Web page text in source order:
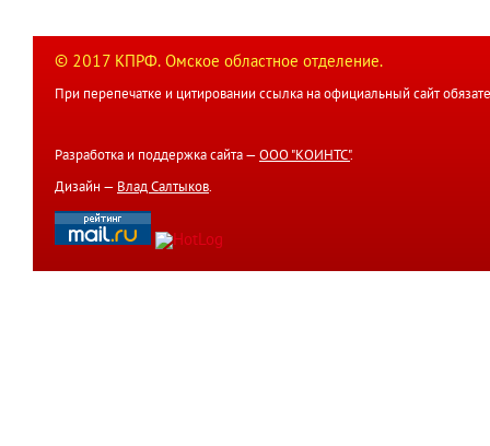
© 2017 КПРФ. Омское областное отделение.
При перепечатке и цитировании ссылка на официальный сайт
Разработка и поддержка сайта — ООО "КОИНТС".
Дизайн — Влад Салтыков.